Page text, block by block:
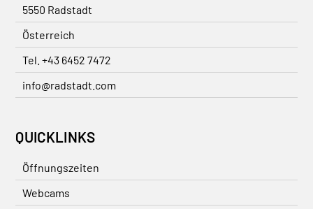
5550 Radstadt
Österreich
Tel. +43 6452 7472
info@radstadt.com
QUICKLINKS
Öffnungszeiten
Webcams